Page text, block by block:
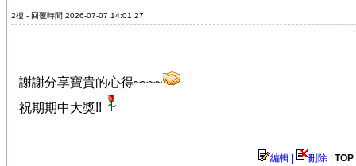
2樓 - 回覆時間 2026-07-07 14:01:27
謝謝分享寶貴的心得~~~~
祝期期中大獎!!
編輯 | 刪除 TOP